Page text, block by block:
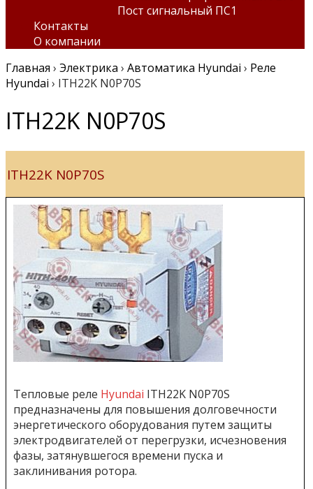
Пост сигнальный ПС1
Контакты
О компании
Главная › Электрика › Автоматика Hyundai › Реле
Hyundai › ITH22K N0P70S
ITH22K N0P70S
ITH22K N0P70S
Тепловые реле Hyundai ITH22K N0P70S
предназначены для повышения долговечности
энергетического оборудования путем защиты
электродвигателей от перегрузки, исчезновения
фазы, затянувшегося времени пуска и
заклинивания ротора.